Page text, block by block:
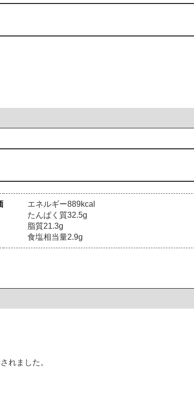
エネルギー889kcal
たんぱく質32.5g
脂質21.3g
食塩相当量2.9g
れました。